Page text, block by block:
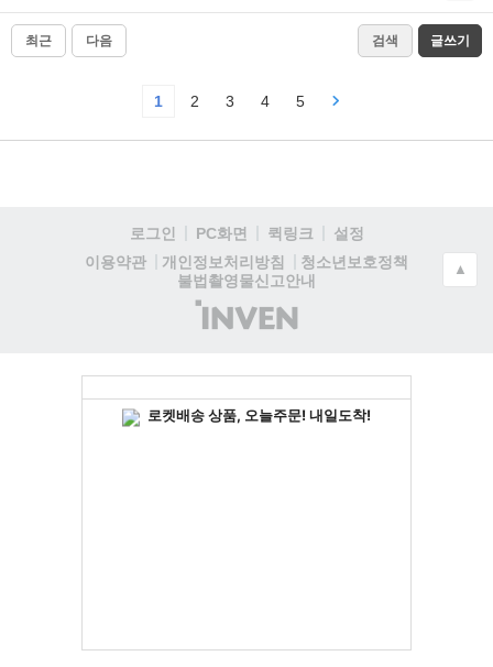
최근 다음 검색 글쓰기
1 2 3 4 5
로그인 PC화면 퀵링크
설정
이용약관
개인정보처리방침
청소년보호정책
불법촬영물신고안내
(주)
인
▲